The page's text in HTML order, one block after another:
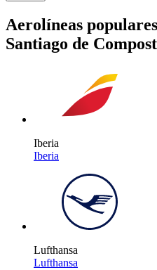
Aerolíneas
Santiago de
Iberia
Iberia
Lufthansa
Lufthansa